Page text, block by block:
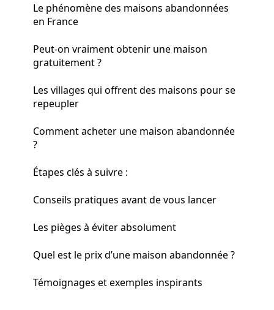
Le phénomène des maisons abandonnées
en France
Peut-on vraiment obtenir une maison
gratuitement ?
Les villages qui offrent des maisons pour se
repeupler
Comment acheter une maison abandonnée
?
Étapes clés à suivre :
Conseils pratiques avant de vous lancer
Les pièges à éviter absolument
Quel est le prix d’une maison abandonnée ?
Témoignages et exemples inspirants